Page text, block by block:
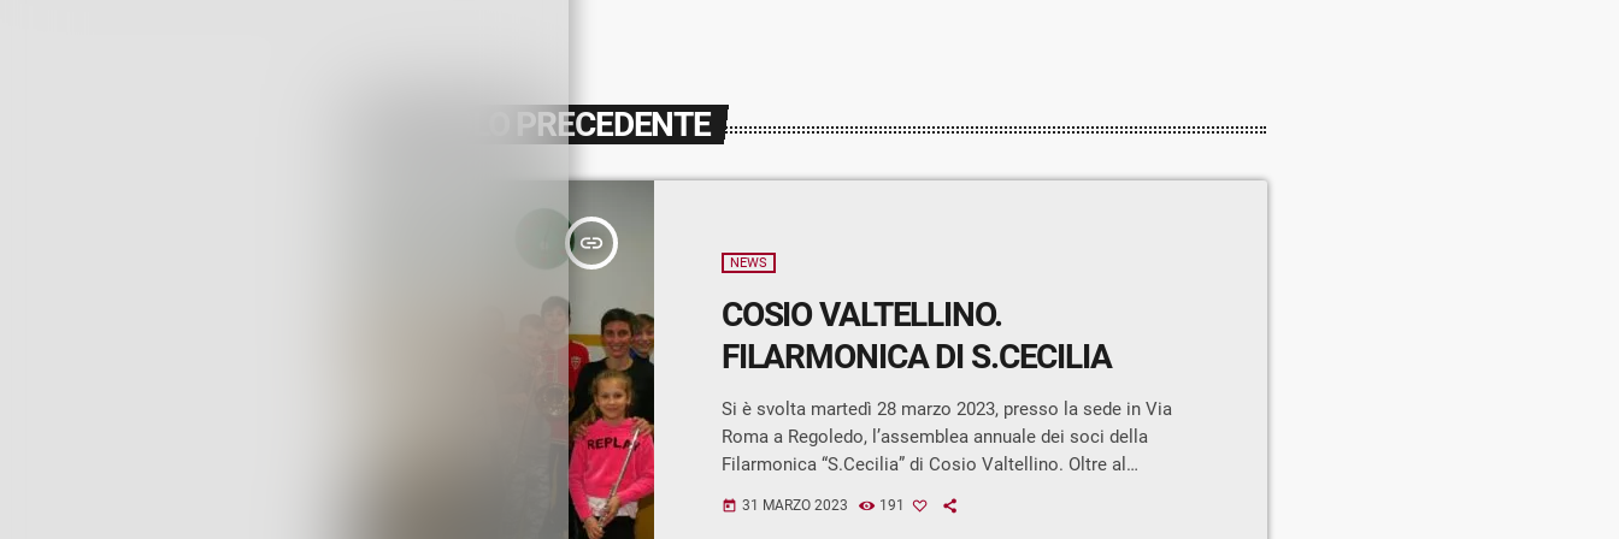
ARTICOLO PRECEDENTE
insert_link
NEWS
COSIO VALTELLINO.
Si è svolta martedì 28 marzo 2023, presso la sede in Via
Roma a Regoledo, l’assemblea annuale dei soci della
Filarmonica “S.Cecilia” di Cosio Valtellino. Oltre al
è stato illustrato ai soci presenti il programma svolto nel
today 31 MARZO 2023 191